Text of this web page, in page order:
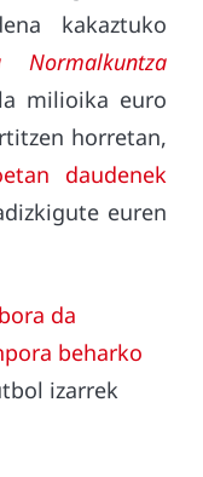
kakaztuko
Normalkuntza
milioika euro
horretan,
daudenek
euren
da
beharko
izarrek